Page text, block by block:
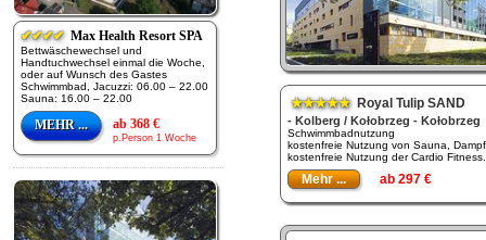
✔✔✔✔ Max Health Resort SPA
Bettwäschewechsel und
Handtuchwechsel einmal die Woche,
oder auf Wunsch des Gastes
Schwimmbad, Jacuzzi: 06.00 – 22.00
Sauna: 16.00 – 22.00
MEHR ... ab 368 €
p.Person 1 Woche
★★★★★Royal Tulip SAND
- Kolberg / Kołobrzeg - Kołobrzeg
Schwimmbadnutzung
kostenfreie Nutzung von Sauna,
kostenfreie Nutzung der Cardio
Mehr ... ab 297 €